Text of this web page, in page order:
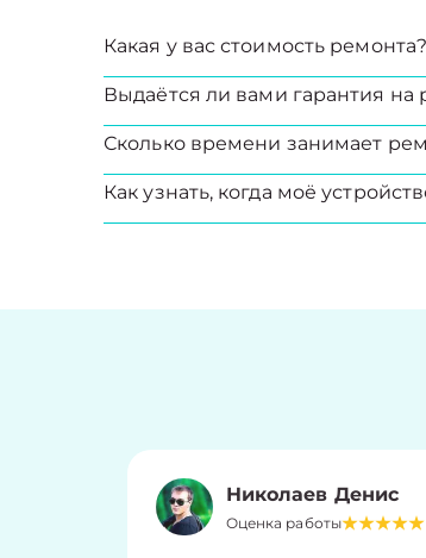
Какая у вас стоимость ремонта?
Выдаётся ли вами гарантия на
Сколько времени занимает
Как узнать, когда моё
Николаев Денис
Оценка работы